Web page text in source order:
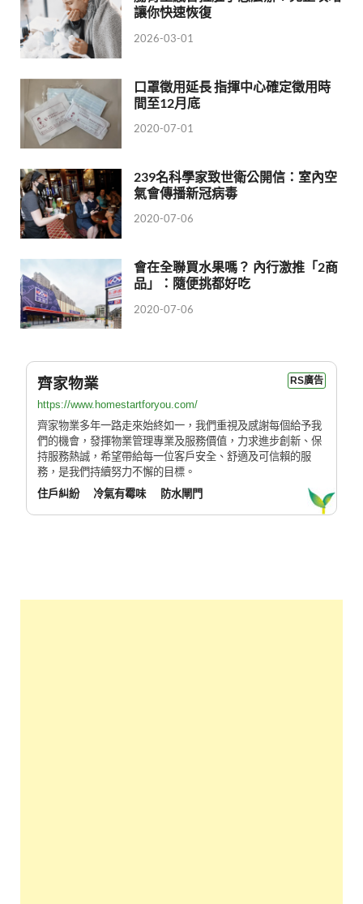
讓你快速恢復
2026-03-01
口罩徵用延長 指揮中心確定徵用時
間至12月底
2020-07-01
239名科學家致世衛公開信：室內空
氣會傳播新冠病毒
2020-07-06
會在全聯買水果嗎？ 內行激推「2商
品」：隨便挑都好吃
2020-07-06
齊家物業 RS廣告
https://www.homestartforyou.com/
齊家物業多年一路走來始終如一，我們重視及感謝每個給予我
們的機會，發揮物業管理專業及服務價值，力求進步創新、保
持服務熱誠，希望帶給每一位客戶安全、舒適及可信賴的服
務，是我們持續努力不懈的目標。
住戶糾紛
冷氣有霉味 防水閘門